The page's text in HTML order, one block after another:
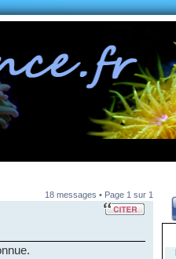
18 messages • Page 1 sur 1